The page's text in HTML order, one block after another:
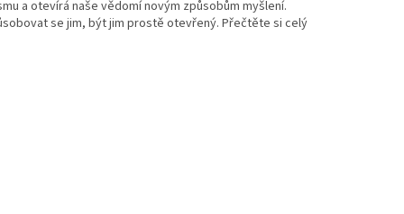
a otevírá naše vědomí novým způsobům myšlení.
se jim, být jim prostě otevřený. Přečtěte si celý